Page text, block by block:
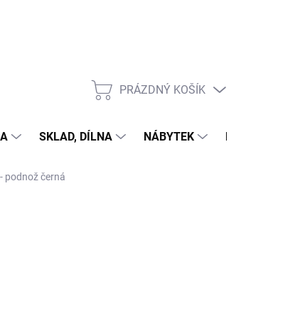
NÁKUPNÍ
PRÁZDNÝ KOŠÍK
SKLAD, DÍLNA NÁBYTEK DŮM A
podnož černá